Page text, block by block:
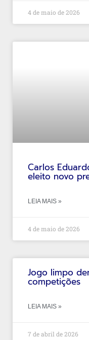
4 de maio de 2026
Carlos
eleito novo
LEIA MAIS »
4 de maio de 2026
Jogo limpo
competições
LEIA MAIS »
7 de abril de 2026